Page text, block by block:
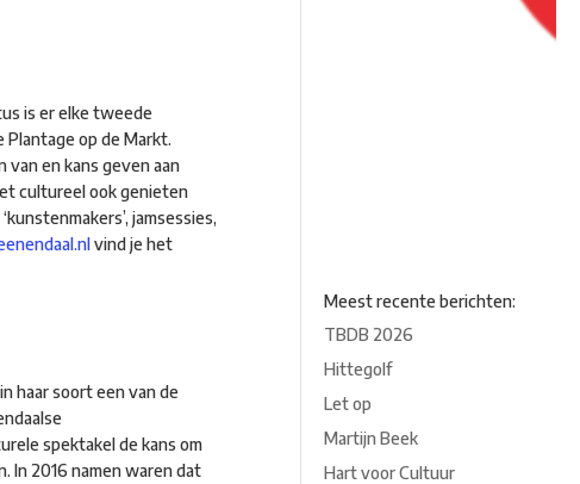
is er elke tweede
Plantage op de Markt.
en kans geven aan
cultureel ook genieten
jamsessies,
vind je het
haar soort een van de
spektakel de kans om
In 2016 namen waren dat
Meest recente berichten:
TBDB 2026
Hittegolf
Let op
Martijn Beek
Hart voor Cultuur